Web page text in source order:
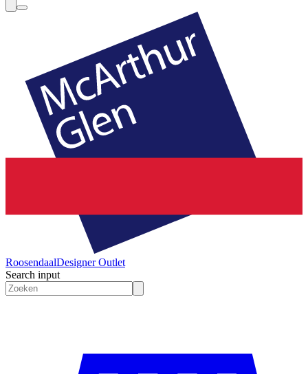
RoosendaalDesigner Outlet
Search input